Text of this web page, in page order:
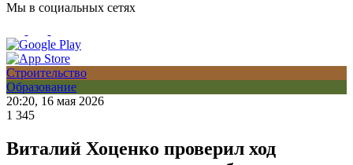
Мы в социальных сетях
Строительство
Образование
20:20, 16 мая 2026
1 345
Виталий Хоценко проверил ход